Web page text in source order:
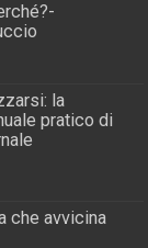
la
pratico di
che avvicina